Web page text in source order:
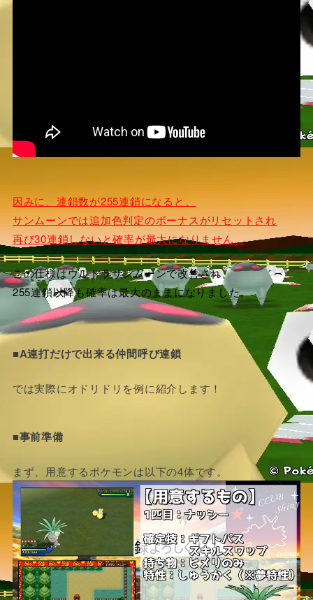
因みに、連鎖数が255連鎖になると、
サンムーンでは追加色判定のボーナスがリセットされ
再び30連鎖しないと確率が最大になりません。
この仕様はウルトラサンムーンで改善され、
255連鎖以降も確率は最大のままになりました。
■A連打だけで出来る仲間呼び連鎖
では実際にオドリドリを例に紹介します！
■事前準備
まず、用意するポケモンは以下の4体です。